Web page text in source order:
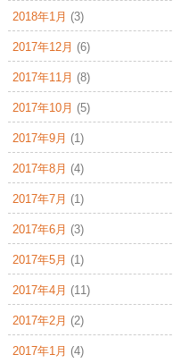
2018年1月 (3)
2017年12月 (6)
2017年11月 (8)
2017年10月 (5)
2017年9月 (1)
2017年8月 (4)
2017年7月 (1)
2017年6月 (3)
2017年5月 (1)
2017年4月 (11)
2017年2月 (2)
2017年1月 (4)